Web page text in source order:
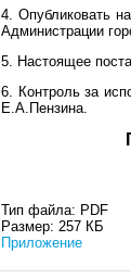
4. Опубликовать
Администрации
5. Настоящее
6. Контроль за
Е.А.Пензина.
Тип файла: PDF
Размер: 257 КБ
Приложение